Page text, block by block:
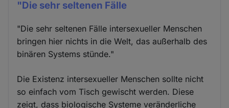
"Die sehr seltenen Fälle
"Die sehr seltenen Fälle intersexueller Menschen
bringen hier nichts in die Welt, das außerhalb des
binären Systems stünde."
Die Existenz intersexueller Menschen sollte nicht
so einfach vom Tisch gewischt werden. Diese
zeigt, dass biologische Systeme veränderliche